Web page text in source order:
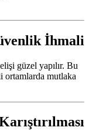
İhmali
güzel yapılır. Bu
ortamlarda mutlaka